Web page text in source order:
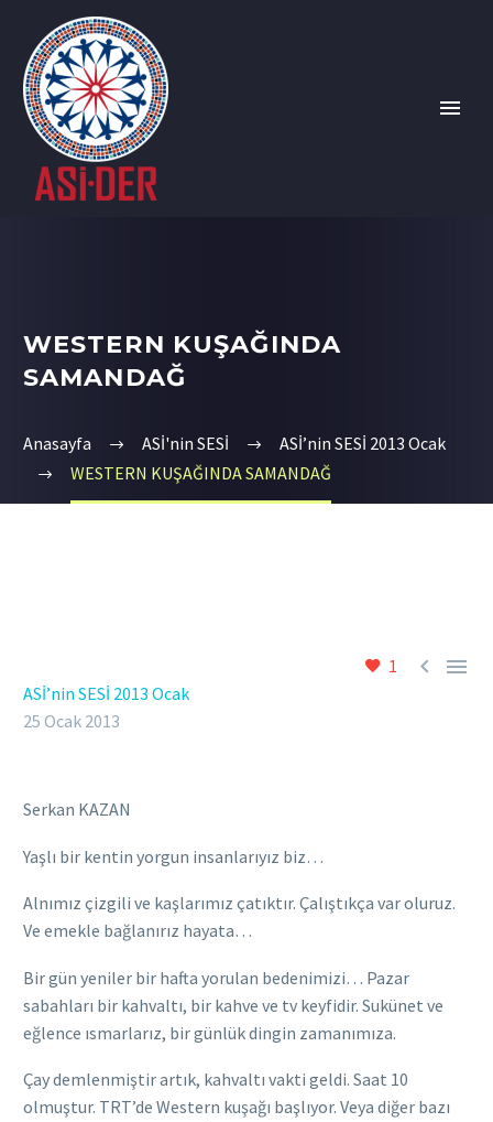
WESTERN KUŞAĞINDA
SAMANDAĞ
Anasayfa ASİ'nin SESİ
ASİ’nin SESİ 2013 Ocak
WESTERN KUŞAĞINDA SAMANDAĞ
1  
ASİ’nin SESİ 2013 Ocak
25 Ocak 2013
Serkan KAZAN
Yaşlı bir kentin yorgun insanlarıyız biz…
Alnımız çizgili ve kaşlarımız çatıktır. Çalıştıkça var oluruz.
Ve emekle bağlanırız hayata…
Bir gün yeniler bir hafta yorulan bedenimizi… Pazar
sabahları bir kahvaltı, bir kahve ve tv keyfidir. Sukünet ve
eğlence ısmarlarız, bir günlük dingin zamanımıza.
Çay demlenmiştir artık, kahvaltı vakti geldi. Saat 10
olmuştur. TRT’de Western kuşağı başlıyor. Veya diğer bazı